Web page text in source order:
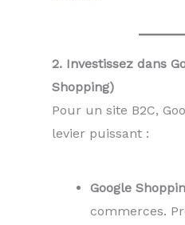
2. Investissez dans
Shopping)
Pour un site B2C,
levier puissant :
Google
commerces.